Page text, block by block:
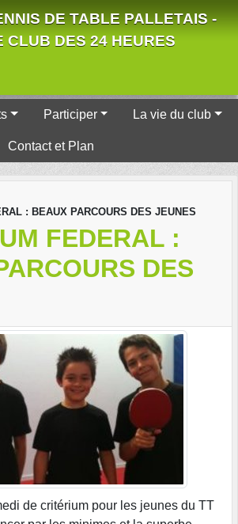
DE TABLE PALLETAIS -
CLUB DES 24 HEURES
Participer La vie du club
Contact et Plan
: BEAUX PARCOURS DES JEUNES
FEDERAL :
DES
de critérium pour les jeunes du TT
cookies